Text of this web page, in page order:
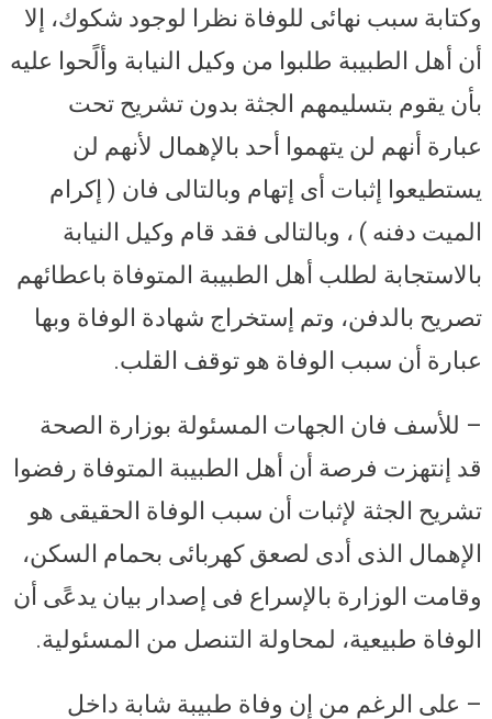
وكتابة سبب نهائى للوفاة نظرا لوجود شكوك، إلا
أن أهل الطبيبة طلبوا من وكيل النيابة وألًحوا عليه
بأن يقوم بتسليمهم الجثة بدون تشريح تحت
عبارة أنهم لن يتهموا أحد بالإهمال لأنهم لن
يستطيعوا إثبات أى إتهام وبالتالى فان ( إكرام
الميت دفنه ) ، وبالتالى فقد قام وكيل النيابة
بالاستجابة لطلب أهل الطبيبة المتوفاة باعطائهم
تصريح بالدفن، وتم إستخراج شهادة الوفاة وبها
عبارة أن سبب الوفاة هو توقف القلب.
– للأسف فان الجهات المسئولة بوزارة الصحة
قد إنتهزت فرصة أن أهل الطبيبة المتوفاة رفضوا
تشريح الجثة لإثبات أن سبب الوفاة الحقيقى هو
الإهمال الذى أدى لصعق كهربائى بحمام السكن،
وقامت الوزارة بالإسراع فى إصدار بيان يدعًى أن
الوفاة طبيعية، لمحاولة التنصل من المسئولية.
– على الرغم من إن وفاة طبيبة شابة داخل